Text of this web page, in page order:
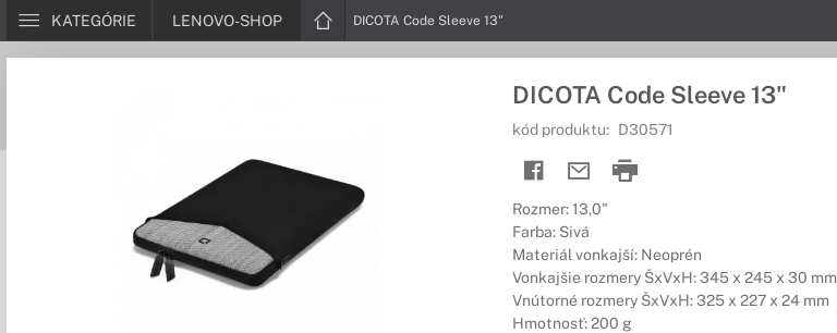
KATEGÓRIE LENOVO-SHOP DICOTA Code Sleeve 13"
DICOTA Code Sleeve 13"
kód produktu: D30571
Rozmer: 13,0"
Farba: Sivá
Materiál vonkajší: Neoprén
Vonkajšie rozmery ŠxVxH: 345 x 245 x 30 mm
Vnútorné rozmery ŠxVxH: 325 x 227 x 24 mm
Hmotnosť: 200 g